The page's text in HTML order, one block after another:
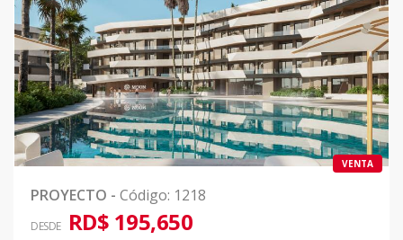
VENTA
PROYECTO - Código: 1218
DESDE RD$ 195,650